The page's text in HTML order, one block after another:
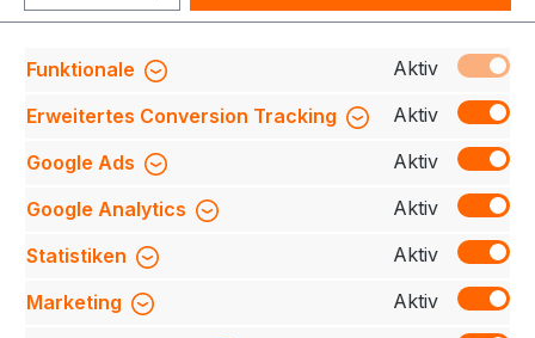
Produktnummer:
Beschreibung
Strapazierfähiges T-Shirt aus
leichter Schnittware. Halsausschnitt mit vierfachem
Rippabschluss, Nackenund Schulterband und…
Mehr
Bewertungen
Funktionale
Aktiv
Erweitertes Conversion Tracking
Aktiv
Google Ads
Aktiv
Google Analytics
Aktiv
Statistiken
Aktiv
Marketing
Aktiv